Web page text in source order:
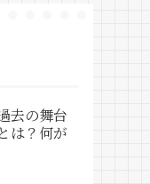
去の舞台
は？何が